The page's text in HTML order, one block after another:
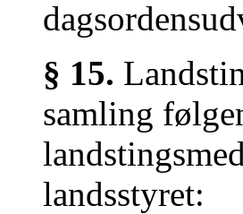
§ 15.
samling
landsstyret: